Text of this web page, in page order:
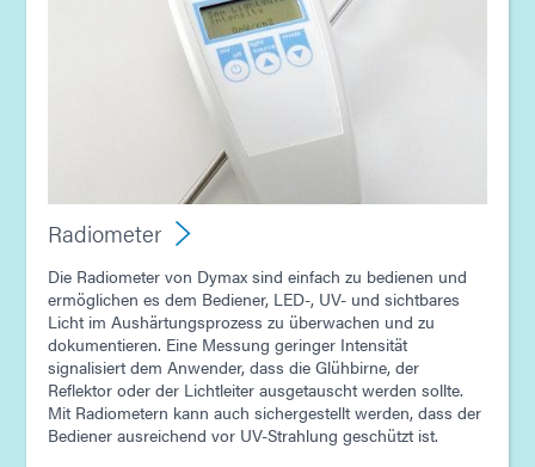
Radiometer
Die Radiometer von Dymax sind einfach zu bedienen und
ermöglichen es dem Bediener, LED-, UV- und sichtbares
Licht im Aushärtungsprozess zu überwachen und zu
dokumentieren. Eine Messung geringer Intensität
signalisiert dem Anwender, dass die Glühbirne, der
Reflektor oder der Lichtleiter ausgetauscht werden sollte.
Mit Radiometern kann auch sichergestellt werden, dass der
Bediener ausreichend vor UV-Strahlung geschützt ist.